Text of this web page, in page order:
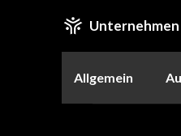
Unternehmen
Allgemein